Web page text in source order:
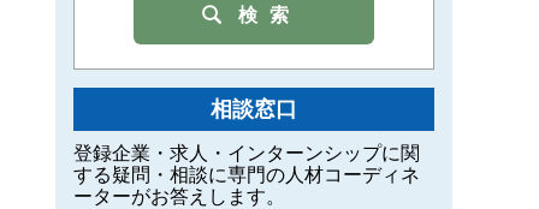
検索
相談窓口
登録企業・求人・インターンシップに関
する疑問・相談に専門の人材コーディネ
ーターがお答えします。